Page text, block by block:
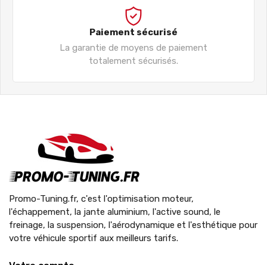
Paiement sécurisé
La garantie de moyens de paiement
totalement sécurisés.
Promo-Tuning.fr, c'est l'optimisation moteur,
l'échappement, la jante aluminium, l'active sound, le
freinage, la suspension, l'aérodynamique et l'esthétique pour
votre véhicule sportif aux meilleurs tarifs.